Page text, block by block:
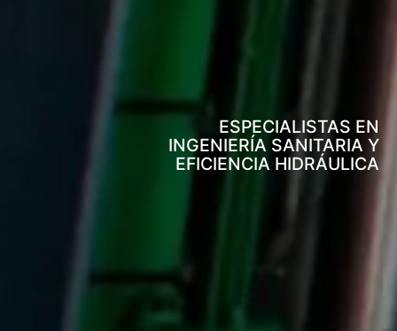
ESPECIALISTAS EN
INGENIERÍA SANITARIA Y
EFICIENCIA HIDRÁULICA